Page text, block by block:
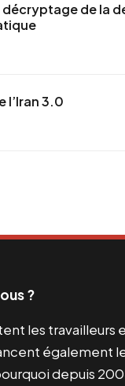
décryptage de la
l’Iran 3.0
?
les travailleurs
également
depuis